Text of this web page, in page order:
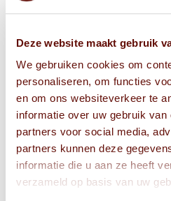
Deze website maakt gebruik
We gebruiken cookies om
personaliseren, om functies
en om ons websiteverkeer te
informatie over uw gebruik
partners voor social media,
partners kunnen deze
informatie die u aan ze heeft
verzameld op basis van uw